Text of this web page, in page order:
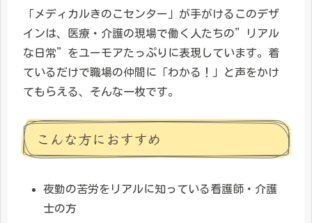
「メディカルきのこセンター」が手がけるこのデザ
インは、医療・介護の現場で働く人たちの”リアル
な日常”をユーモアたっぷりに表現しています。着
ているだけで職場の仲間に「わかる！」と声をかけ
てもらえる、そんな一枚です。
こんな方におすすめ
夜勤の苦労をリアルに知っている看護師・介護
士の方